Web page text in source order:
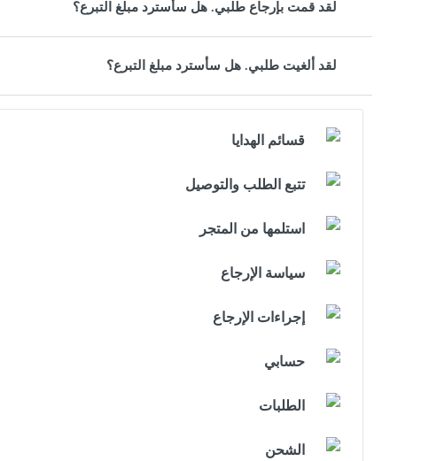
لقد قمت بإرجاع طلبي. هل سأسترد مبلغ التبرع؟
لقد ألغيت طلبي. هل سأسترد مبلغ التبرع؟
قسائم الهدايا
تتبع الطلب والتوصيل
استلمها من المتجر
سياسة الإرجاع
إجراءات الإرجاع
حسابي
الطلبات
الشحن